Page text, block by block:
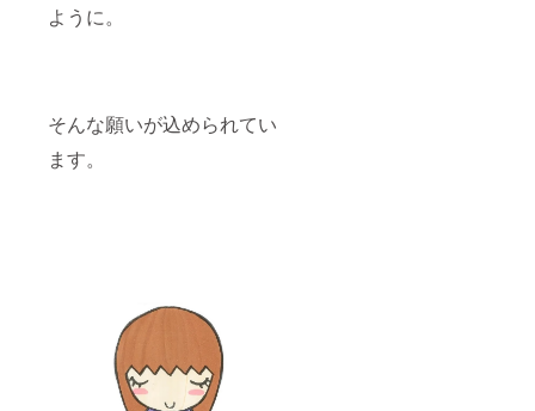
ように。
そんな願いが込められてい
ます。